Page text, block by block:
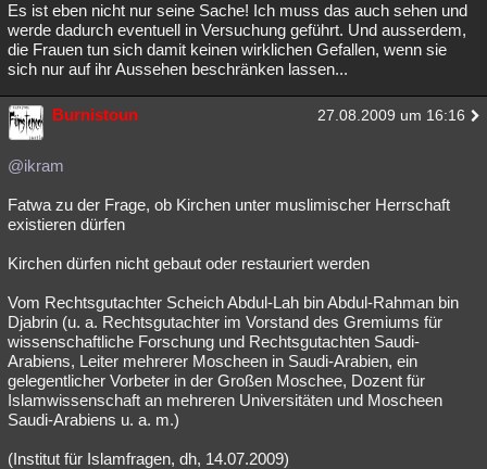
Es ist eben nicht nur seine Sache! Ich muss das auch sehen und
werde dadurch eventuell in Versuchung geführt. Und ausserdem,
die Frauen tun sich damit keinen wirklichen Gefallen, wenn sie
sich nur auf ihr Aussehen beschränken lassen...
Burnistoun 27.08.2009 um 16:16
@ikram
Fatwa zu der Frage, ob Kirchen unter muslimischer Herrschaft
existieren dürfen
Kirchen dürfen nicht gebaut oder restauriert werden
Vom Rechtsgutachter Scheich Abdul-Lah bin Abdul-Rahman bin
Djabrin (u. a. Rechtsgutachter im Vorstand des Gremiums für
wissenschaftliche Forschung und Rechtsgutachten Saudi-
Arabiens, Leiter mehrerer Moscheen in Saudi-Arabien, ein
gelegentlicher Vorbeter in der Großen Moschee, Dozent für
Islamwissenschaft an mehreren Universitäten und Moscheen
Saudi-Arabiens u. a. m.)
(Institut für Islamfragen, dh, 14.07.2009)